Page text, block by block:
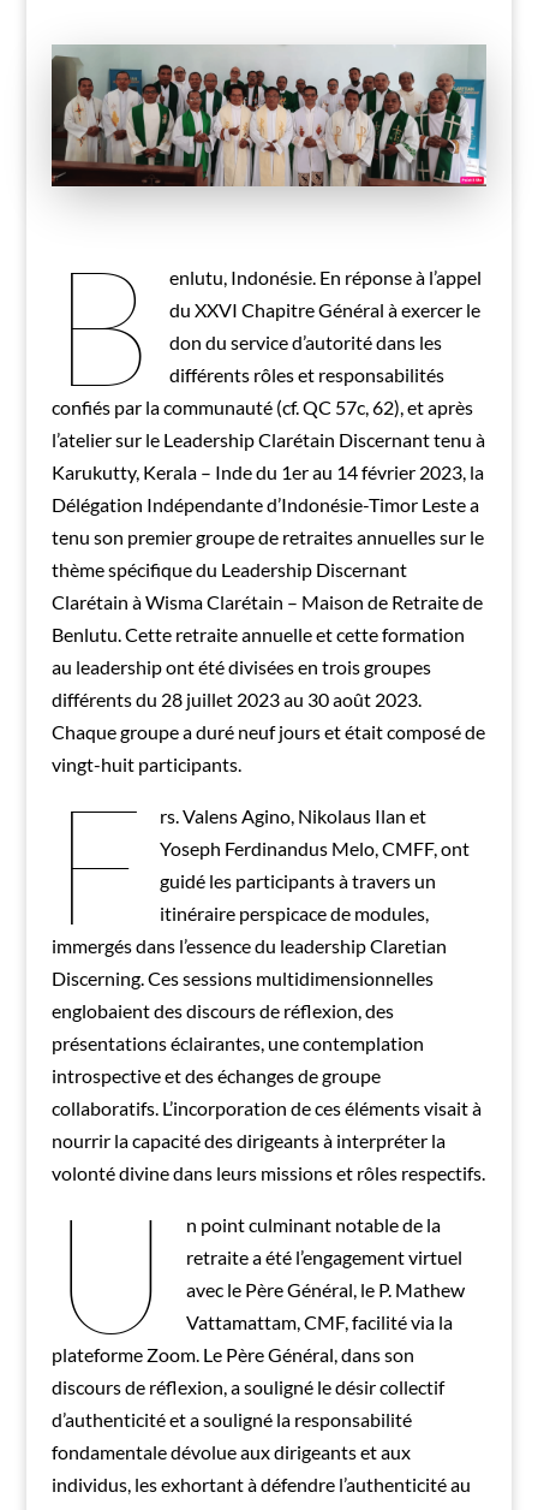
B
enlutu, Indonésie. En réponse à l’appel
du XXVI Chapitre Général à exercer le
don du service d’autorité dans les
différents rôles et responsabilités
confiés par la communauté (cf. QC 57c, 62), et après
l’atelier sur le Leadership Clarétain Discernant tenu à
Karukutty, Kerala – Inde du 1er au 14 février 2023, la
Délégation Indépendante d’Indonésie-Timor Leste a
tenu son premier groupe de retraites annuelles sur le
thème spécifique du Leadership Discernant
Clarétain à Wisma Clarétain – Maison de Retraite de
Benlutu. Cette retraite annuelle et cette formation
au leadership ont été divisées en trois groupes
différents du 28 juillet 2023 au 30 août 2023.
Chaque groupe a duré neuf jours et était composé de
vingt-huit participants.
F
rs. Valens Agino, Nikolaus Ilan et
Yoseph Ferdinandus Melo, CMFF, ont
guidé les participants à travers un
itinéraire perspicace de modules,
immergés dans l’essence du leadership Claretian
Discerning. Ces sessions multidimensionnelles
englobaient des discours de réflexion, des
présentations éclairantes, une contemplation
introspective et des échanges de groupe
collaboratifs. L’incorporation de ces éléments visait à
nourrir la capacité des dirigeants à interpréter la
volonté divine dans leurs missions et rôles respectifs.
U
n point culminant notable de la
retraite a été l’engagement virtuel
avec le Père Général, le P. Mathew
Vattamattam, CMF, facilité via la
plateforme Zoom. Le Père Général, dans son
discours de réflexion, a souligné le désir collectif
d’authenticité et a souligné la responsabilité
fondamentale dévolue aux dirigeants et aux
individus, les exhortant à défendre l’authenticité au